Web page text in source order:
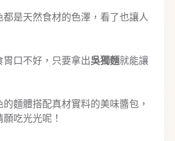
都是天然食材的色澤，看了也讓人
口不好，只要拿出吳獨麵就能讓
麵體搭配真材實料的美味醬包，
吃光光呢！